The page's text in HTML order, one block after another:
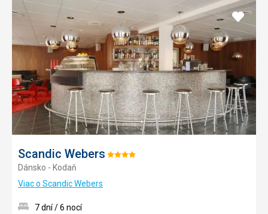
Scandic Webers Hodnotenie:
Dánsko - Kodaň
Viac o Scandic Webers
Pridať
do
7 dní / 6 nocí